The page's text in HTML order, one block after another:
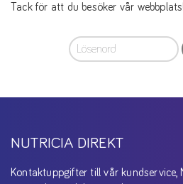
Tack för att du besöker vår webbplats!
NUTRICIA DIREKT
Kontaktuppgifter till vår kundservice,